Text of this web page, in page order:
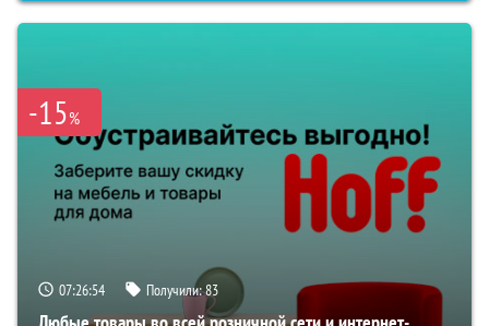
-15%
07:26:53 Получили:83